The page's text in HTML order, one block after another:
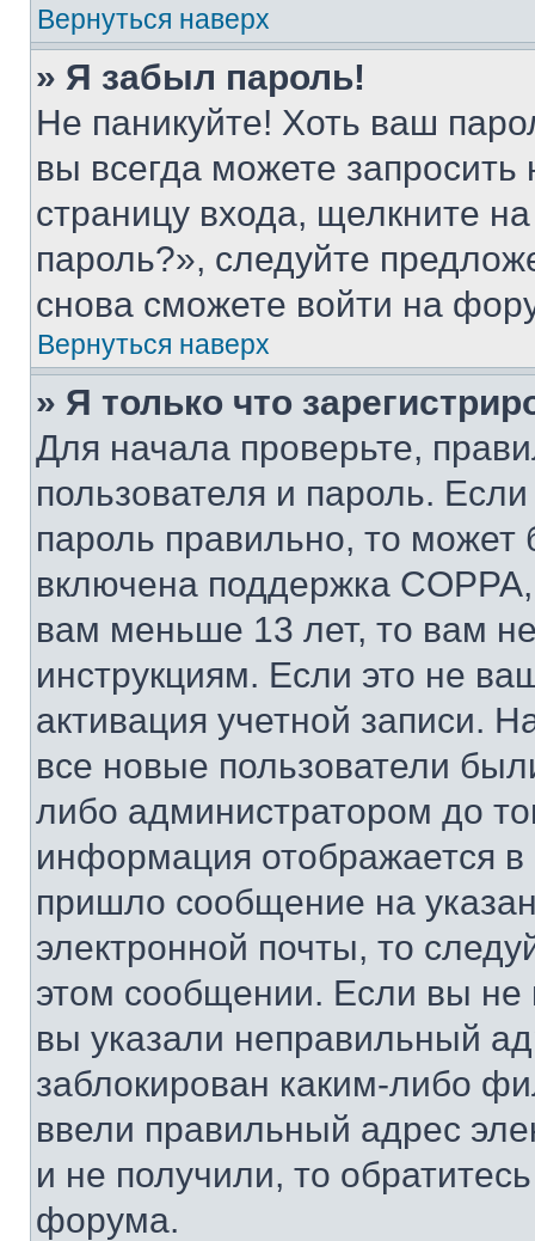
Вернуться наверх
» Я забыл пароль!
Не паникуйте! Хоть ваш
вы всегда можете
страницу входа, щелкните
пароль?», следуйте
снова сможете войти на
Вернуться наверх
» Я только что
Для начала проверьте,
пользователя и пароль.
пароль правильно, то может
включена поддержка
вам меньше 13 лет, то вам
инструкциям. Если это не
активация учетной записи.
все новые пользователи
либо администратором до
информация отображается
пришло сообщение на
электронной почты, то
этом сообщении. Если вы
вы указали неправильный
заблокирован каким-либо
ввели правильный адрес
и не получили, то
форума.